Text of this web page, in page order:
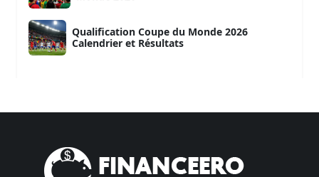
Qualification Coupe du Monde 2026
Calendrier et Résultats